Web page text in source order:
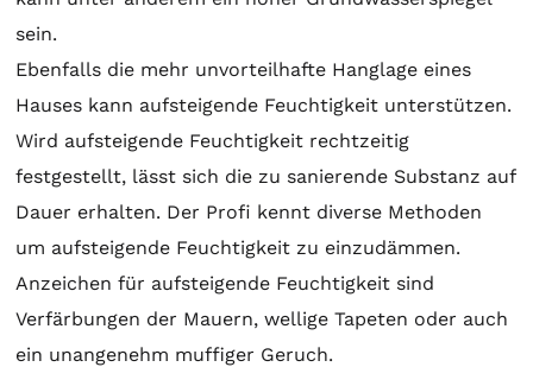
sein.
Ebenfalls die mehr unvorteilhafte Hanglage eines
Hauses kann aufsteigende Feuchtigkeit unterstützen.
Wird aufsteigende Feuchtigkeit rechtzeitig
festgestellt, lässt sich die zu sanierende Substanz auf
Dauer erhalten. Der Profi kennt diverse Methoden
um aufsteigende Feuchtigkeit zu einzudämmen.
Anzeichen für aufsteigende Feuchtigkeit sind
Verfärbungen der Mauern, wellige Tapeten oder auch
ein unangenehm muffiger Geruch.